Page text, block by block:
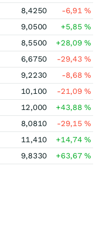
8,4250 -6,91%
9,0500 +5,85%
8,5500 +28,09%
6,6750 -29,43%
9,2230 -8,68%
10,100 -21,09%
12,000 +43,88%
8,0810 -29,15%
11,410 +14,74%
9,8330 +63,67%